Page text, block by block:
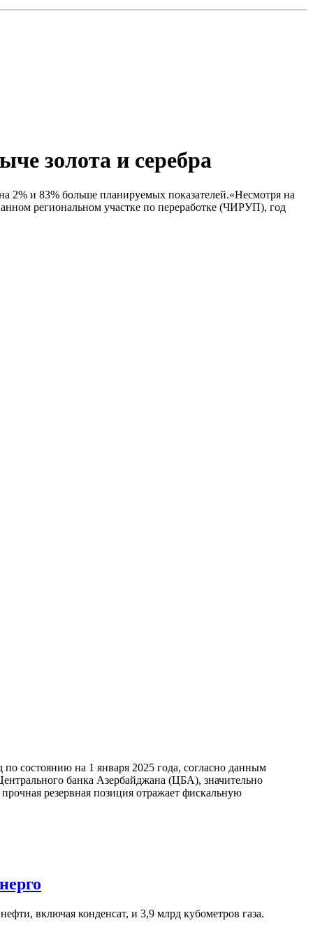
золота и серебра
2% и 83% больше планируемых показателей.«Несмотря на
региональном участке по переработке (ЧИРУП), год
состоянию на 1 января 2025 года, согласно данным
банка Азербайджана (ЦБА), значительно
резервная позиция отражает фискальную
включая конденсат, и 3,9 млрд кубометров газа.